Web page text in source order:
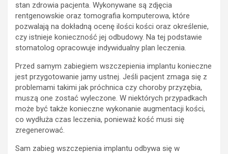
stan zdrowia pacjenta. Wykonywane są zdjęcia
rentgenowskie oraz tomografia komputerowa, które
pozwalają na dokładną ocenę ilości kości oraz określenie,
czy istnieje konieczność jej odbudowy. Na tej podstawie
stomatolog opracowuje indywidualny plan leczenia.
Przed samym zabiegiem wszczepienia implantu konieczne
jest przygotowanie jamy ustnej. Jeśli pacjent zmaga się z
problemami takimi jak próchnica czy choroby przyzębia,
muszą one zostać wyleczone. W niektórych przypadkach
może być także konieczne wykonanie augmentacji kości,
co wydłuża czas leczenia, ponieważ kość musi się
zregenerować.
Sam zabieg wszczepienia implantu odbywa się w